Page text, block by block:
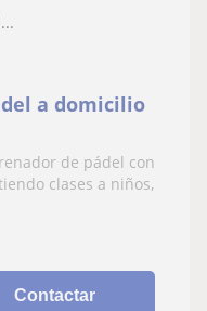
a domicilio
de pádel con
clases a niños,
Contactar